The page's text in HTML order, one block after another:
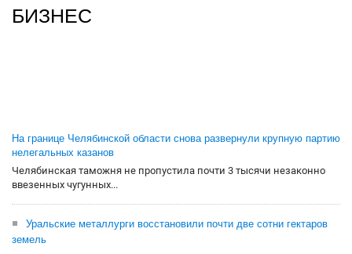
БИЗНЕС
На границе Челябинской области снова развернули крупную партию
нелегальных казанов
Челябинская таможня не пропустила почти 3 тысячи незаконно
ввезенных чугунных...
Уральские металлурги восстановили почти две сотни гектаров
земель